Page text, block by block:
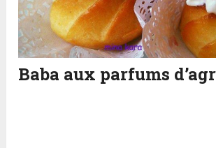
Baba aux parfums